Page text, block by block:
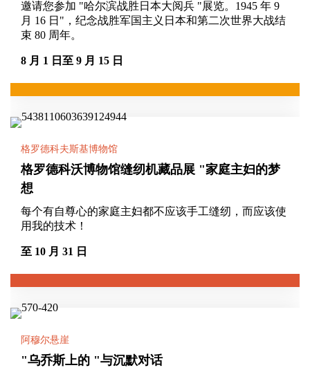
邀请您参加 "哈尔滨战胜日本大阅兵 "展览。1945 年 9
月 16 日"，纪念战胜军国主义日本和第二次世界大战结
束 80 周年。
8 月 1 日至 9 月 15 日
格罗德科夫斯基博物馆
格罗德科沃博物馆缝纫机藏品展 "家庭主妇的梦
想
每个有自尊心的家庭主妇都不应该手工缝纫，而应该使
用我的技术！
至 10 月 31 日
阿穆尔悬崖
"乌乔斯上的 "与沉默对话